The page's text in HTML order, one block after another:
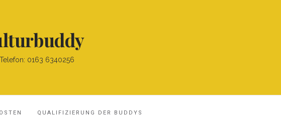
0163 6340256
QUALIFIZIERUNG DER BUDDYS